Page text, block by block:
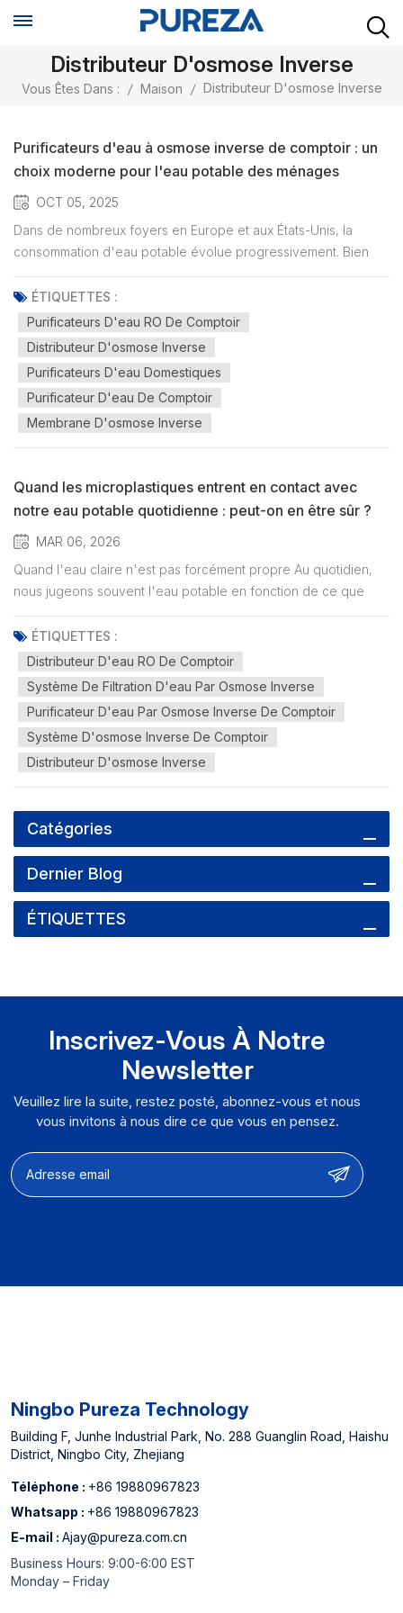
Distributeur D'osmose Inverse
Vous Êtes Dans : / Maison / Distributeur D'osmose Inverse
Purificateurs d'eau à osmose inverse de comptoir : un
choix moderne pour l'eau potable des ménages
OCT 05, 2025
Dans de nombreux foyers en Europe et aux États-Unis, la
consommation d'eau potable évolue progressivement. Bien
que l'eau du robinet soit traitée, elle peut encore contenir des
contaminants difficiles à éliminer, tels que : Chlore résiduel,
plomb et PFASLes rapports de l’Agence américaine de
protect...
ÉTIQUETTES :
Purificateurs D'eau RO De Comptoir
Distributeur D'osmose Inverse
Purificateurs D'eau Domestiques
Purificateur D'eau De Comptoir
Membrane D'osmose Inverse
Quand les microplastiques entrent en contact avec
notre eau potable quotidienne : peut-on en être sûr ?
MAR 06, 2026
Quand l'eau claire n'est pas forcément propre Au quotidien,
nous jugeons souvent l'eau potable en fonction de ce que
nous pouvons percevoir par nos sens : sa clarté, son goût et
son odeur. Avec les progrès de la recherche sur la qualité de
l'eau, une nouvelle catégorie de contaminants a attiré l'att...
ÉTIQUETTES :
Distributeur D'eau RO De Comptoir
Système De Filtration D'eau Par Osmose Inverse
Purificateur D'eau Par Osmose Inverse De Comptoir
Système D'osmose Inverse De Comptoir
Distributeur D'osmose Inverse
Catégories
Dernier Blog
ÉTIQUETTES
Inscrivez-Vous À Notre
Newsletter
Veuillez lire la suite, restez posté, abonnez-vous et nous
vous invitons à nous dire ce que vous en pensez.
Ningbo Pureza Technology
Building F, Junhe Industrial Park, No. 288 Guanglin Road, Haishu
District, Ningbo City, Zhejiang
Téléphone : +86 19880967823
Whatsapp : +86 19880967823
E-mail : Ajay@pureza.com.cn
Business Hours: 9:00-6:00 EST
Monday – Friday